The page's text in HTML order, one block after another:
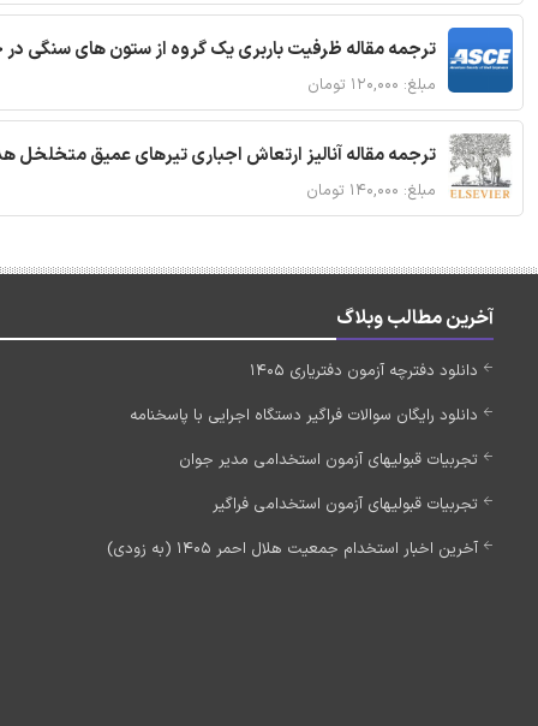
ترجمه مقاله ظرفیت باربری یک گروه از ستون های سنگی
مبلغ: ۱۲۰,۰۰۰ تومان
ترجمه مقاله آنالیز ارتعاش اجباری تیرهای عمیق متخلخل
مبلغ: ۱۴۰,۰۰۰ تومان
آخرین مطالب وبلاگ
دانلود دفترچه آزمون دفتریاری 1405
دانلود رایگان سوالات فراگیر دستگاه اجرایی با پاسخنامه
تجربیات قبولیهای آزمون استخدامی مدیر جوان
تجربیات قبولیهای آزمون استخدامی فراگیر
آخرین اخبار استخدام جمعیت هلال احمر 1405 (به زودی)